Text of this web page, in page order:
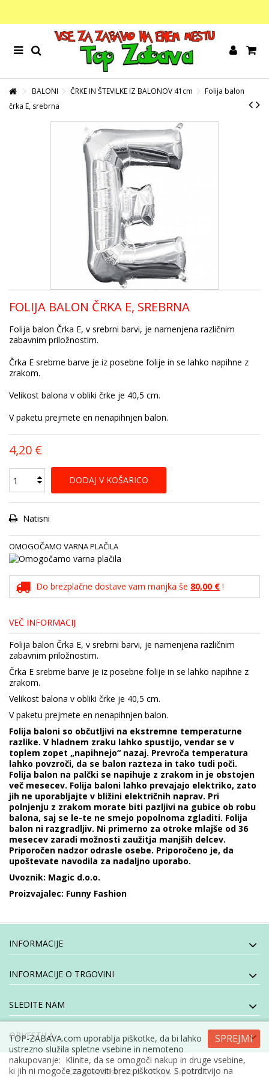
BALONI ČRKE IN ŠTEVILKE IZ BALONOV 41cm
Folija balon
črka E, srebrna
FOLIJA BALON ČRKA E, SREBRNA
Folija balon Črka E, v srebrni barvi, je namenjena različnim
zabavnim priložnostim.
Črka E srebrne barve je iz posebne folije in se lahko napihne z
zrakom.
Velikost balona v obliki črke je 40,5 cm.
V paketu prejmete en nenapihnjen balon.
4,20 €
DODAJ V KOŠARICO
Natisni
OMOGOČAMO VARNA PLAČILA
Do brezplačne dostave vam manjka še 80,00 € !
VEČ INFORMACIJ
Folija balon Črka E, v srebrni barvi, je namenjena različnim
zabavnim priložnostim.
Črka E srebrne barve je iz posebne folije in se lahko napihne z
zrakom.
Velikost balona v obliki črke je 40,5 cm.
V paketu prejmete en nenapihnjen balon.
Folija baloni so občutljivi na ekstremne temperaturne
razlike. V hladnem zraku lahko spustijo, vendar se v
toplem zopet „napihnejo“ nazaj. Prevroča temperatura
lahko povzroči, da se balon razteza in tako tudi poči.
Folija balon na palčki se napihuje z zrakom in je obstojen
več mesecev. Folija baloni lahko prevajajo elektriko, zato
jih ne uporabljajte v bližini električnih naprav. Pri
polnjenju z zrakom morate biti pazljivi na gubice ob robu
balona, saj se le-te ne smejo popolnoma zgladiti. Folija
balon ni razgradljiv. Ni primerno za otroke mlajše od 36
mesecev zaradi možnosti zaužitja manjših delcev.
Priporočen nadzor odrasle osebe. Priporočeno je, da
upoštevate navodila za nadaljno uporabo.
Uvoznik: Magic d.o.o.
Proizvajalec: Funny Fashion
INFORMACIJE
INFORMACIJE O TRGOVINI
SLEDITE NAM
OBVESTILA:
© E-specialisti, d.o.o- Moja Zabava
SPREJMI
TOP-ZABAVA.com uporablja piškotke, da bi lahko
ustrezno služila spletne vsebine in nemoteno
nakupovanje: Klinite, da se omogoči nakup in druge vsebine,
ki jih ni mogoče zagotoviti brez piškotkov. S potrditvijo na